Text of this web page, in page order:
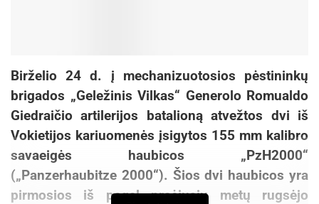
Birželio 24 d. į mechanizuotosios pėstininkų
brigados „Geležinis Vilkas“ Generolo Romualdo
Giedraičio artilerijos batalioną atvežtos dvi iš
Vokietijos kariuomenės įsigytos 155 mm kalibro
savaeigės haubicos „PzH2000“
(„Panzerhaubitze 2000“). Šios dvi haubicos yra
pirmosios iš pagal praėjusių metų rugsėjo